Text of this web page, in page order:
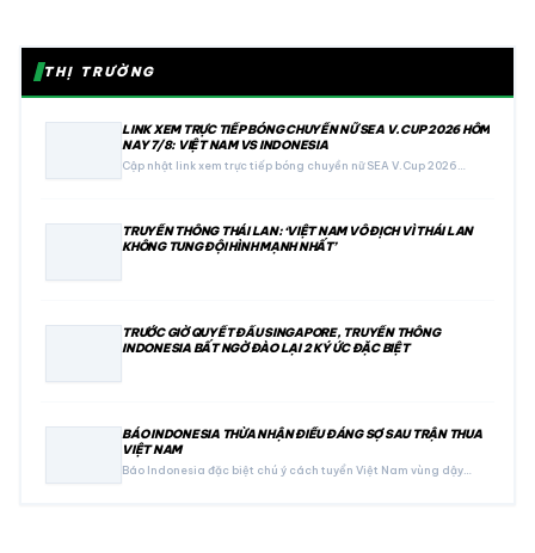
THỊ TRƯỜNG
LINK XEM TRỰC TIẾP BÓNG CHUYỀN NỮ SEA V.CUP 2026 HÔM
NAY 7/8: VIỆT NAM VS INDONESIA
Cập nhật link xem trực tiếp bóng chuyền nữ SEA V.Cup 2026…
TRUYỀN THÔNG THÁI LAN: ‘VIỆT NAM VÔ ĐỊCH VÌ THÁI LAN
KHÔNG TUNG ĐỘI HÌNH MẠNH NHẤT’
TRƯỚC GIỜ QUYẾT ĐẤU SINGAPORE, TRUYỀN THÔNG
INDONESIA BẤT NGỜ ĐÀO LẠI 2 KÝ ỨC ĐẶC BIỆT
BÁO INDONESIA THỪA NHẬN ĐIỀU ĐÁNG SỢ SAU TRẬN THUA
VIỆT NAM
Báo Indonesia đặc biệt chú ý cách tuyển Việt Nam vùng dậy…